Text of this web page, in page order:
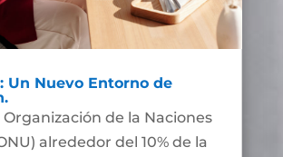
Un Nuevo Entorno de
Organización de la Naciones
alrededor del 10% de la